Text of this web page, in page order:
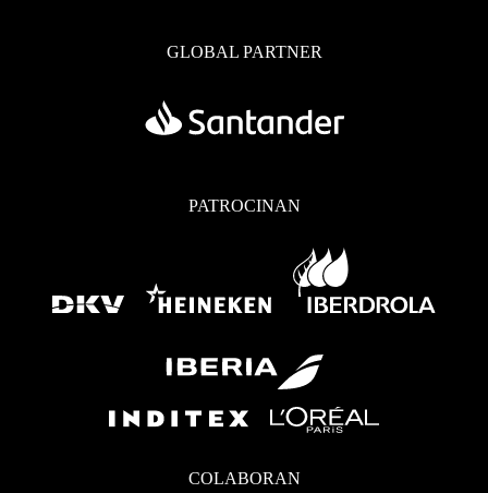
GLOBAL PARTNER
PATROCINAN
COLABORAN